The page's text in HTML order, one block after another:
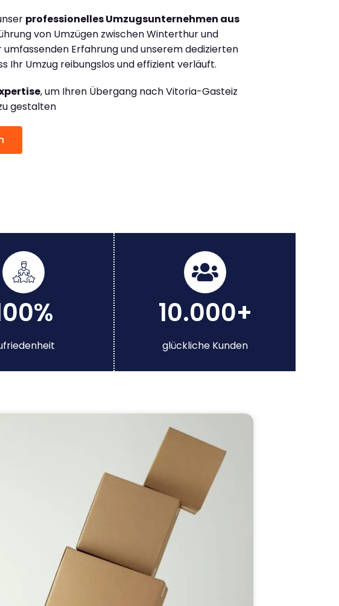
professionelles Umzugsunternehmen aus
von Umzügen zwischen Winterthur und
Erfahrung und unserem dedizierten
Ihr Umzug reibungslos und effizient verläuft.
, um Ihren Übergang nach Vitoria-Gasteiz
gestalten
10.000+
glückliche Kunden